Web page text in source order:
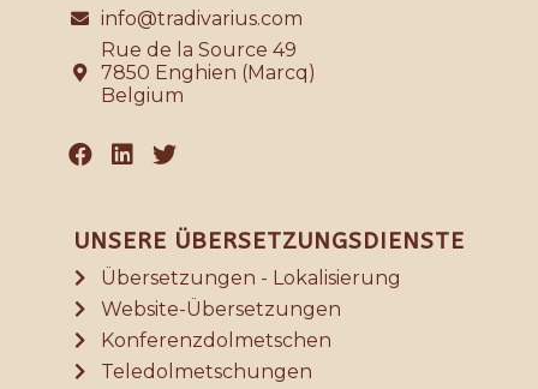
info@tradivarius.com
Rue de la Source 49
7850 Enghien (Marcq)
Belgium
UNSERE ÜBERSETZUNGSDIENSTE
Übersetzungen - Lokalisierung
Website-Übersetzungen
Konferenzdolmetschen
Teledolmetschungen